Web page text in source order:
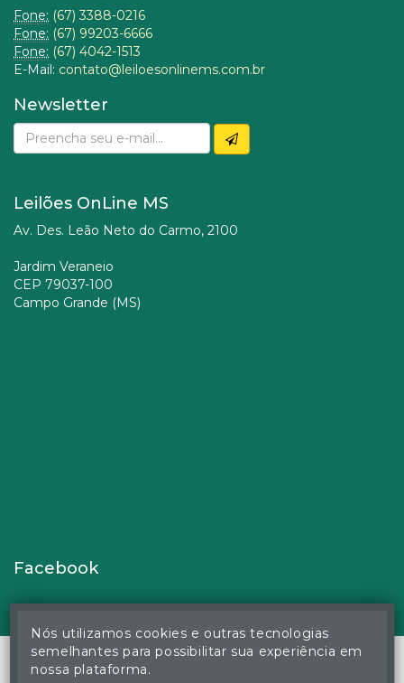
Fone: (67) 3388-0216
Fone: (67) 99203-6666
Fone: (67) 4042-1513
E-Mail: contato@leiloesonlinems.com.br
Newsletter
Leilões OnLine MS
Av. Des. Leão Neto do Carmo, 2100
Jardim Veraneio
CEP 79037-100
Campo Grande (MS)
Facebook
Nós utilizamos cookies e outras tecnologias
semelhantes para possibilitar sua experiência em
nossa plataforma.